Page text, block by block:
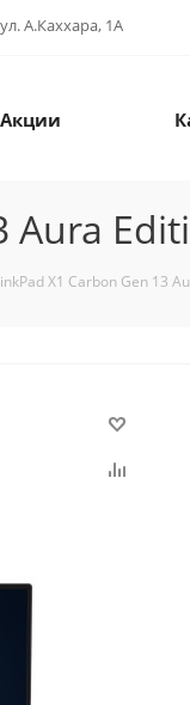
А.Каххара, 1А
Акции
X1 Carbon Gen 13